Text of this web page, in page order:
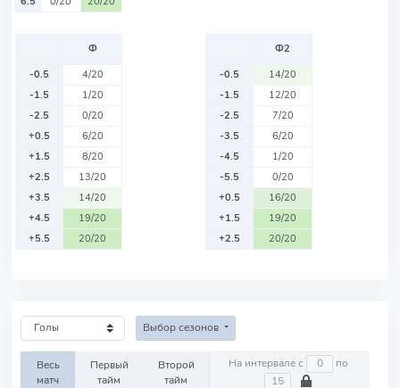
Ф
-0.5
4/20
-1.5
1/20
-2.5
0/20
+0.5
6/20
+1.5
8/20
+2.5
13/20
+3.5
14/20
+4.5
19/20
+5.5
20/20
Ф2
-0.5
14/20
-1.5
12/20
-2.5
7/20
-3.5
6/20
-4.5
1/20
-5.5
0/20
+0.5
16/20
+1.5
19/20
+2.5
20/20
Выбор сезонов
Весь
матч
Первый
тайм
Второй
тайм
На интервале с по